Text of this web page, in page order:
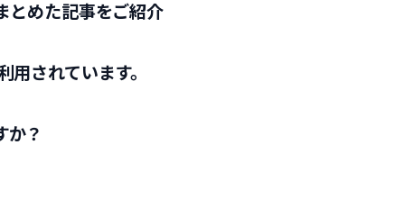
とめた記事をご紹介
されています。
か？